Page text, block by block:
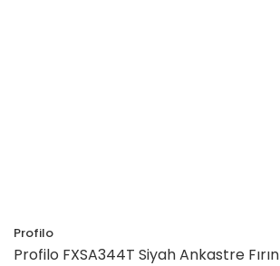
Profilo
Profilo FXSA344T Siyah Ankastre Fırın